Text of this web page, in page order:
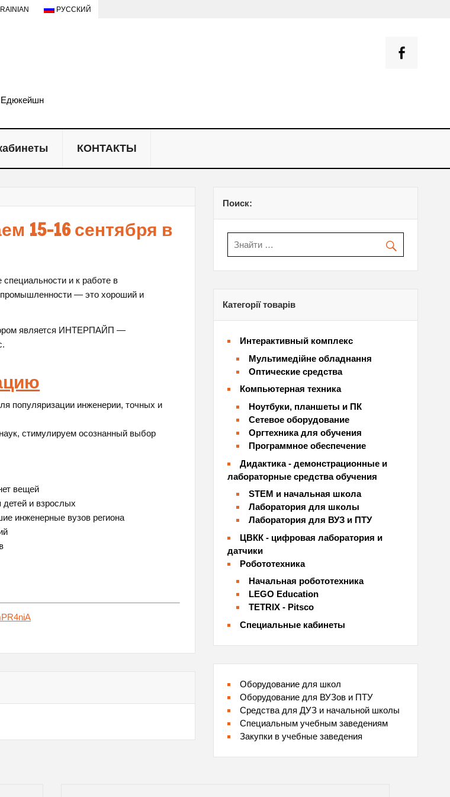
РУССКИЙ
Dixi Education — оснащення навчальних
Едюкейшн
КОНТАКТЫ
15-16 сентября в
и к работе в
промышленности — это хороший и
является ИНТЕРПАЙП —
популяризации инженерии, точных и
стимулируем осознанный выбор
вещей
и взрослых
инженерные вузов региона
Поиск:
Категорії товарів
Интерактивный комплекс
Мультимедійне обладнання
Оптические средства
Компьютерная техника
Ноутбуки, планшеты и ПК
Сетевое оборудование
Оргтехника для обучения
Программное обеспечение
Дидактика - демонстрационные и
лабораторные средства обучения
STEM и начальная школа
Лаборатория для школы
Лаборатория для ВУЗ и ПТУ
ЦВКК - цифровая лаборатория и
датчики
Робототехника
Начальная робототехника
LEGO Education
TETRIX - Pitsco
Специальные кабинеты
Оборудование для школ
Оборудование для ВУЗов и ПТУ
Средства для ДУЗ и начальной школы
Специальным учебным заведениям
Закупки в учебные заведения